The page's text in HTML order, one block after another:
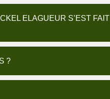
ELAGUEUR S’EST FAIT
?